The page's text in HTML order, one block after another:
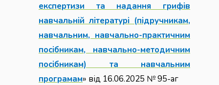
експертизи та надання грифів
навчальній літературі (підручникам,
навчальним, навчально-практичним
посібникам, навчально-методичним
посібникам) та навчальним
програмам» від 16.06.2025 № 95-аг